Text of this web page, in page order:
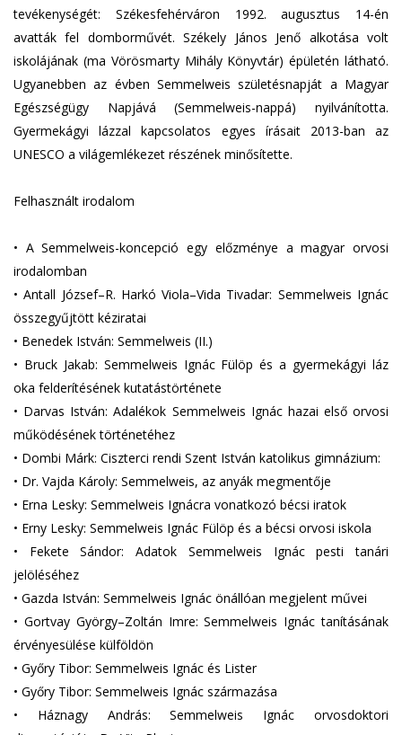
tevékenységét: Székesfehérváron 1992. augusztus 14-én
avatták fel domborművét. Székely János Jenő alkotása volt
iskolájának (ma Vörösmarty Mihály Könyvtár) épületén látható.
Ugyanebben az évben Semmelweis születésnapját a Magyar
Egészségügy Napjává (Semmelweis-nappá) nyilvánította.
Gyermekágyi lázzal kapcsolatos egyes írásait 2013-ban az
UNESCO a világemlékezet részének minősítette.
Felhasznált irodalom
• A Semmelweis-koncepció egy előzménye a magyar orvosi
irodalomban
• Antall József–R. Harkó Viola–Vida Tivadar: Semmelweis Ignác
összegyűjtött kéziratai
• Benedek István: Semmelweis (II.)
• Bruck Jakab: Semmelweis Ignác Fülöp és a gyermekágyi láz
oka felderítésének kutatástörténete
• Darvas István: Adalékok Semmelweis Ignác hazai első orvosi
működésének történetéhez
• Dombi Márk: Ciszterci rendi Szent István katolikus gimnázium:
• Dr. Vajda Károly: Semmelweis, az anyák megmentője
• Erna Lesky: Semmelweis Ignácra vonatkozó bécsi iratok
• Erny Lesky: Semmelweis Ignác Fülöp és a bécsi orvosi iskola
•
Fekete Sándor: Adatok Semmelweis Ignác pesti tanári
jelöléséhez
• Gazda István: Semmelweis Ignác önállóan megjelent művei
• Gortvay György–Zoltán Imre: Semmelweis Ignác tanításának
érvényesülése külföldön
• Győry Tibor: Semmelweis Ignác és Lister
• Győry Tibor: Semmelweis Ignác származása
•
Háznagy András: Semmelweis Ignác orvosdoktori